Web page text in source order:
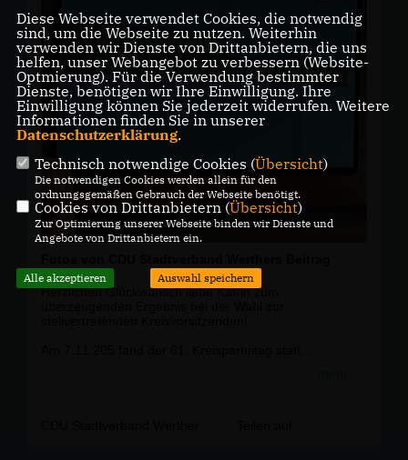
Herzlichen Glückwunsch liebe Katrin zum
Diese Webseite verwendet Cookies, die notwendig
sind, um die Webseite zu nutzen. Weiterhin
verwenden wir Dienste von Drittanbietern, die uns
helfen, unser Webangebot zu verbessern (Website-
Optmierung). Für die Verwendung bestimmter
Dienste, benötigen wir Ihre Einwilligung. Ihre
Einwilligung können Sie jederzeit widerrufen. Weitere
Informationen finden Sie in unserer
Datenschutzerklärung.
Technisch notwendige Cookies (Übersicht)
Die notwendigen Cookies werden allein für den
ordnungsgemäßen Gebrauch der Webseite benötigt.
Cookies von Drittanbietern (Übersicht)
Zur Optimierung unserer Webseite binden wir Dienste und
Angebote von Drittanbietern ein.
Alle akzeptieren Auswahl speichern